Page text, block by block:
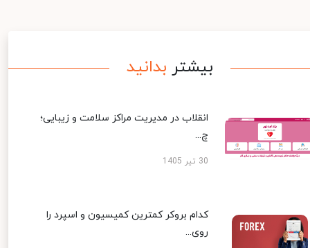
بیشتر بدانید
انقلاب در مدیریت مراکز سلامت و زیبایی؛
چ...
30 تیر 1405
کدام بروکر کمترین کمیسیون و اسپرد را
روی...